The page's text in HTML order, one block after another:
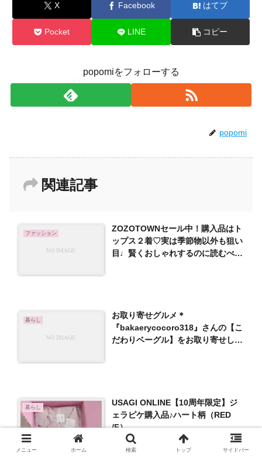
X Facebook はてブ
Pocket LINE コピー
popomiをフォローする
popomi
関連記事
ファッション
ZOZOTOWNセール中！購入品はト
ップス２着♡実は季節物以外も狙い
目♩賢くおしゃれするのに読むべき
暮らし
お取り寄せグルメ＊
『bakaerycocoro318』さんの【こ
だわりベーグル】をお取り寄せして
暮らし
USAGI ONLINE【10周年限定】ジ
ェラピケ購入品♪ハート柄（RED
/F）
メニュー ホーム 検索 トップ サイドバー